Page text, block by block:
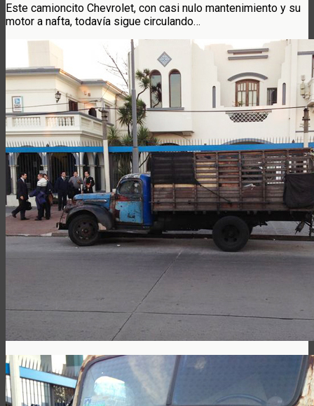
Este camioncito Chevrolet, con casi nulo mantenimiento y su
motor a nafta, todavía sigue circulando…